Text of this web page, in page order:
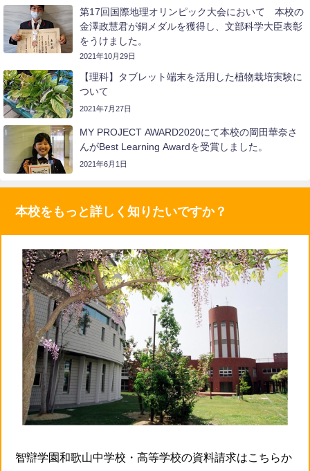
第17回国際地理オリンピック大会において 本校の
金澤政慧君が銅メダルを獲得し、文部科学大臣表彰
をうけました。
2021年10月29日
【理科】タブレット端末を活用した植物栽培実験に
ついて
2021年7月27日
MY PROJECT AWARD2020にて本校の岡田華奈さ
んがBest Learning Awardを受賞しました。
2021年6月1日
本校をもっと詳しく知りたいですか？
智辯学園和歌山中学校・高等学校の資料請求はこちらか